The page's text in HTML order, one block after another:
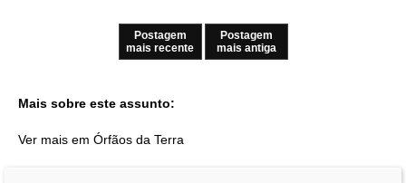
Postagem
mais recente
Postagem
mais antiga
Mais sobre este assunto:
Ver mais em Órfãos da Terra